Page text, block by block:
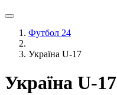
Футбол 24
Україна U-17
Україна U-17